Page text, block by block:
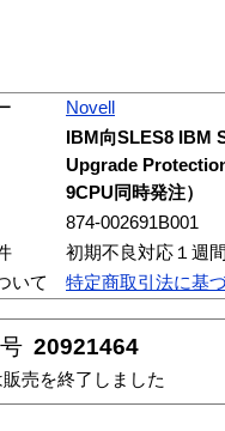
Novell
IBM向SLES8 IBM
Upgrade
9CPU同時発注）
874-002691B001
初期不良対応１週
いて
特定商取引法に基
20921464
売を終了しました